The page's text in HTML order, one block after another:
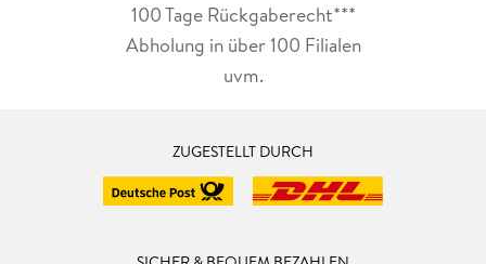
100 Tage Rückgaberecht***
Abholung in über 100 Filialen
uvm.
ZUGESTELLT DURCH